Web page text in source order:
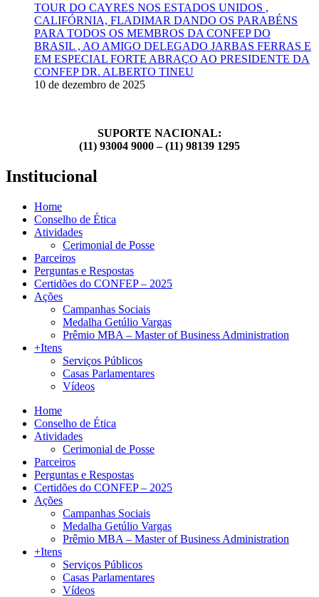
TOUR DO CAYRES NOS ESTADOS UNIDOS ,
CALIFÓRNIA, FLADIMAR DANDO OS PARABÉNS
PARA TODOS OS MEMBROS DA CONFEP DO
BRASIL , AO AMIGO DELEGADO JARBAS FERRAS E
EM ESPECIAL FORTE ABRAÇO AO PRESIDENTE DA
CONFEP DR. ALBERTO TINEU
10 de dezembro de 2025
SUPORTE NACIONAL:
(11) 93004 9000 – (11) 98139 1295
Institucional
Home
Conselho de Ética
Atividades
Cerimonial de Posse
Parceiros
Perguntas e Respostas
Certidões do CONFEP – 2025
Ações
Campanhas Sociais
Medalha Getúlio Vargas
Prêmio MBA – Master of Business Administration
+Itens
Serviços Públicos
Casas Parlamentares
Vídeos
Home
Conselho de Ética
Atividades
Cerimonial de Posse
Parceiros
Perguntas e Respostas
Certidões do CONFEP – 2025
Ações
Campanhas Sociais
Medalha Getúlio Vargas
Prêmio MBA – Master of Business Administration
+Itens
Serviços Públicos
Casas Parlamentares
Vídeos